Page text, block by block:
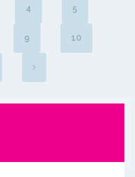
4 5
9 10